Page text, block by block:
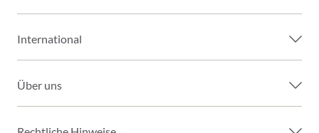
International
Über uns